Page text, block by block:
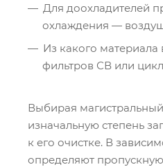
Для доохладителей
охлаждения —
Из какого
фильтров СВ или
Выбирая
изначальную степень
к его очистке. В
определяют